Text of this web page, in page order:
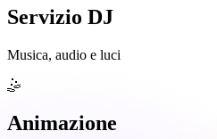
Servizio DJ
Musica, audio e luci
🤹
Animazione